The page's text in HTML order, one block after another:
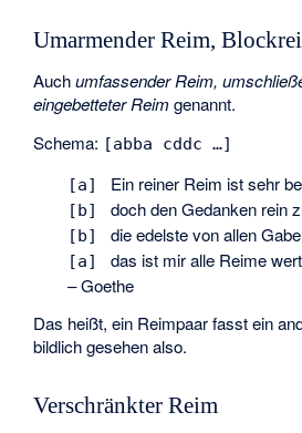
Umarmender Reim,
Auchumfassender Reim,
eingebetteter Reim genannt.
Schema: [abba cddc …]
[a] Ein reiner Reim ist sehr
[b] doch den Gedanken rein
[b] die edelste von allen
[a]
das ist mir alle Reime
– Goethe
Das heißt, ein Reimpaar fasst ein
bildlich gesehen also.
Verschränkter Reim